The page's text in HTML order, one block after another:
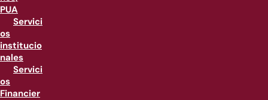
PUA
Servici
os
institucio
nales
Servici
os
Financier